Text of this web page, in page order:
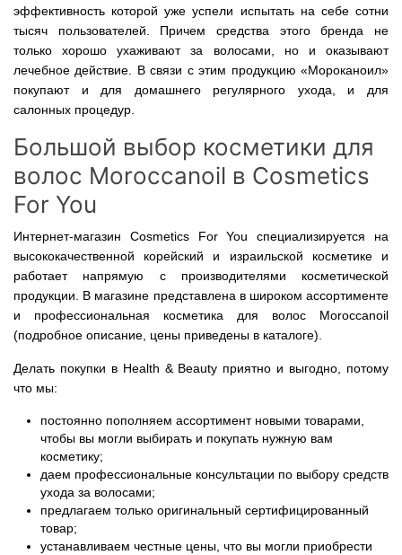
эффективность которой уже успели испытать на себе сотни
тысяч пользователей. Причем средства этого бренда не
только хорошо ухаживают за волосами, но и оказывают
лечебное действие. В связи с этим продукцию «Мороканоил»
покупают и для домашнего регулярного ухода, и для
салонных процедур.
Большой выбор косметики для
волос Moroccanoil в Cosmetics
For You
Интернет-магазин Cosmetics For You специализируется на
высококачественной корейский и израильской косметике и
работает напрямую с производителями косметической
продукции. В магазине представлена в широком ассортименте
и профессиональная косметика для волос Moroccanoil
(подробное описание, цены приведены в каталоге).
Делать покупки в Health & Beauty приятно и выгодно, потому
что мы:
постоянно пополняем ассортимент новыми товарами,
чтобы вы могли выбирать и покупать нужную вам
косметику;
даем профессиональные консультации по выбору средств
ухода за волосами;
предлагаем только оригинальный сертифицированный
товар;
устанавливаем честные цены, что вы могли приобрести